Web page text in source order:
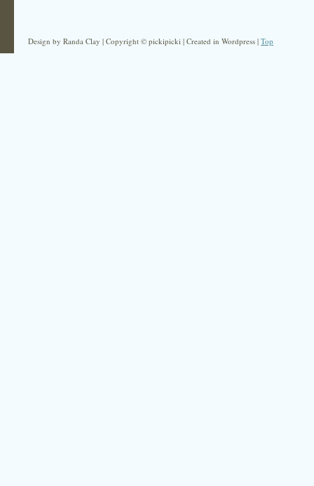
Design by Randa Clay | Copyright © pickipicki | Created in Wordpress | Top